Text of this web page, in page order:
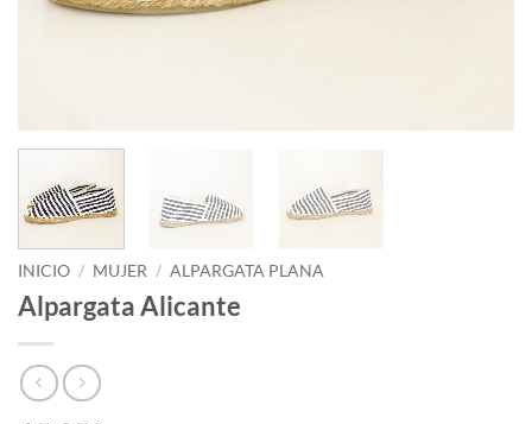
INICIO / MUJER / ALPARGATA PLANA
Alpargata Alicante